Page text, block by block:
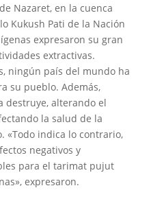
Nazaret, en la cuenca
Kukush Pati de la Nación
expresaron su gran
extractivas.
ningún país del mundo ha
su pueblo. Además,
destruye, alterando el
la salud de la
«Todo indica lo contrario,
negativos y
para el tarimat pujut
expresaron.